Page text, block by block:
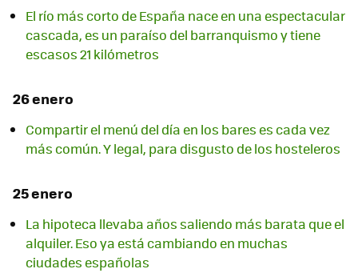
El río más corto de España nace en una espectacular
cascada, es un paraíso del barranquismo y tiene
escasos 21 kilómetros
26 enero
Compartir el menú del día en los bares es cada vez
más común. Y legal, para disgusto de los hosteleros
25 enero
La hipoteca llevaba años saliendo más barata que el
alquiler. Eso ya está cambiando en muchas
ciudades españolas